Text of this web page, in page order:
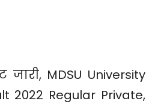
MDSU University
2022 Regular Private,